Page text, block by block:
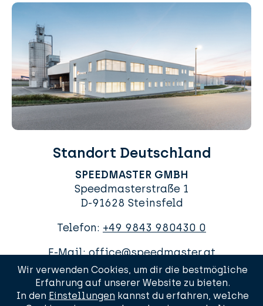
Standort Deutschland
SPEEDMASTER GMBH
Speedmasterstraße 1
D-91628 Steinsfeld
Telefon: +49 9843 980430 0
E-Mail:office@speedmaster.at
Wir verwenden Cookies, um dir die bestmögliche
Erfahrung auf unserer Website zu bieten.
In den Einstellungen kannst du erfahren, welche